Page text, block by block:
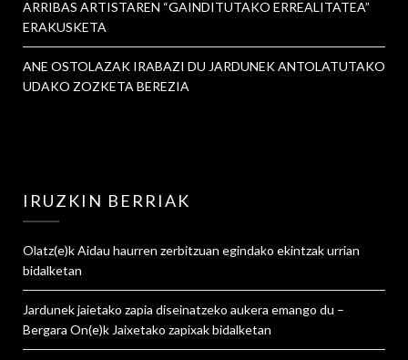
ARRIBAS ARTISTAREN “GAINDITUTAKO ERREALITATEA”
ERAKUSKETA
ANE OSTOLAZAK IRABAZI DU JARDUNEK ANTOLATUTAKO
UDAKO ZOZKETA BEREZIA
IRUZKIN BERRIAK
Olatz(e)kAidau haurren zerbitzuan egindako ekintzak urrian
bidalketan
Jardunek jaietako zapia diseinatzeko aukera emango du –
Bergara On(e)k Jaixetako zapixakbidalketan